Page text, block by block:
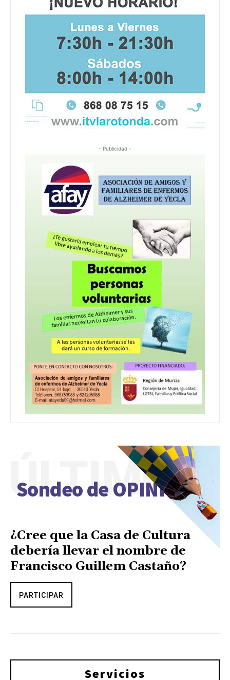
- Publicidad -
Sondeo de OPINIÓN
ÚLTIMO
¿Cree que la Casa de Cultura
debería llevar el nombre de
Francisco Guillem Castaño?
PARTICIPAR
Servicios